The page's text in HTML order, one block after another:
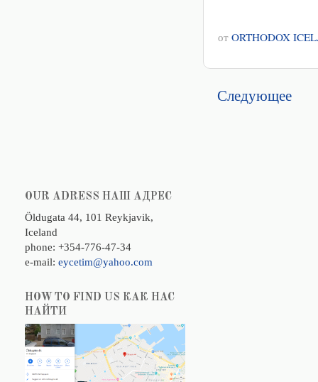
от ORTHODOX
Следующее
OUR ADRESS НАШ АДРЕС
Öldugata 44, 101 Reykjavik,
Iceland
phone: +354-776-47-34
e-mail: eycetim@yahoo.com
HOW TO FIND US КАК НАС
НАЙТИ